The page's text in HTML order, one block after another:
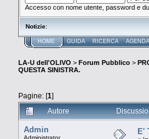
Accesso con nome utente, password e
Notizie:
HOME GUIDA RICERCA AGENDA
LA-U dell'OLIVO > Forum Pubblico >
QUESTA SINISTRA.
Pagine: [1]
Autore
Admin
Administrator
E'